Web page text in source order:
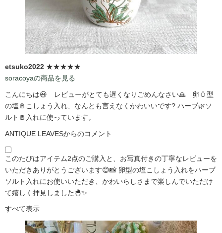
etsuko2022 ★★★★★
soracoyaの商品を見る
こんにちは😃 レビューがとても遅くなりごめんなさい🙏 卵🥚型
の塩🧂こしょう入れ、なんとも言えなくかわいいです?️ ハーブ🌿ソ
ルト🧂入れに使っています。
ANTIQUE LEAVESからのコメント
このたびはアイテム2点のご購入と、お写真付きの丁寧なレビューを
いただきありがとうございます😊📸 卵型の塩こしょう入れをハーブ
ソルト入れにお使いいただき、かわいらしさまで楽しんでいただけ
て嬉しく拝見しました🐣✨
すべて表示